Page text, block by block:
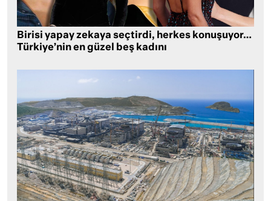
Birisi yapay zekaya seçtirdi, herkes konuşuyor…
Türkiye’nin en güzel beş kadını